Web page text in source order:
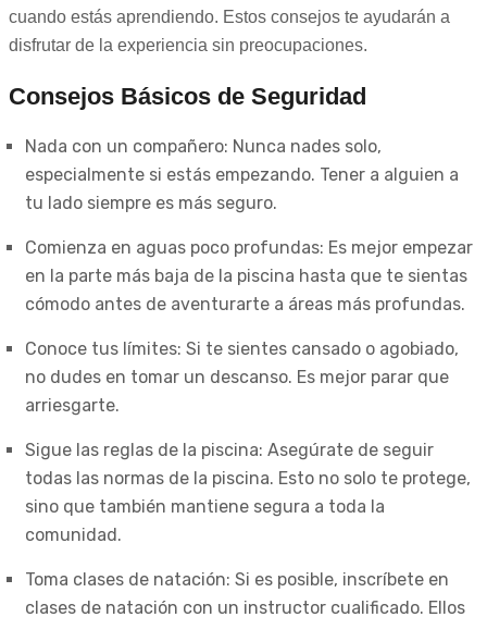
cuando estás aprendiendo. Estos consejos te ayudarán a
disfrutar de la experiencia sin preocupaciones.
Consejos Básicos de Seguridad
Nada con un compañero: Nunca nades solo,
especialmente si estás empezando. Tener a alguien a
tu lado siempre es más seguro.
Comienza en aguas poco profundas: Es mejor empezar
en la parte más baja de la piscina hasta que te sientas
cómodo antes de aventurarte a áreas más profundas.
Conoce tus límites: Si te sientes cansado o agobiado,
no dudes en tomar un descanso. Es mejor parar que
arriesgarte.
Sigue las reglas de la piscina: Asegúrate de seguir
todas las normas de la piscina. Esto no solo te protege,
sino que también mantiene segura a toda la
comunidad.
Toma clases de natación: Si es posible, inscríbete en
clases de natación con un instructor cualificado. Ellos